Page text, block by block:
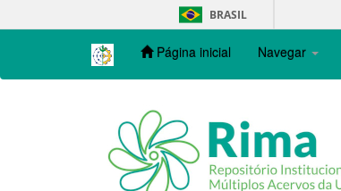
navigation
BRASIL
Página inicial Navegar